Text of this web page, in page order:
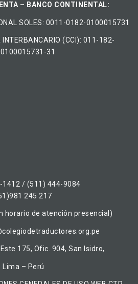
– BANCO CONTINENTAL:
​SOLES​: 0011-0182-0100015731
INTERBANCARIO (CCI): 011-182-
31
1412 / (511) 444-9084
245 217
horario de atención presencial)
175, Ofic. 904, San Isidro,
Lima – Perú